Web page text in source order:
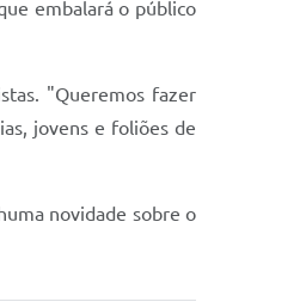
embalará o público
"Queremos fazer
jovens e foliões de
novidade sobre o